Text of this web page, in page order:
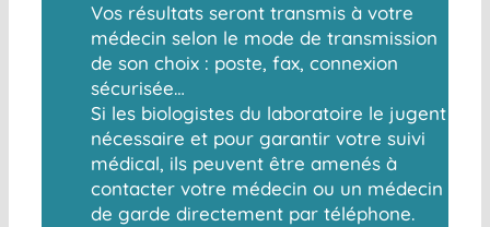
Vos résultats seront transmis à votre
médecin selon le mode de transmission
de son choix : poste, fax, connexion
sécurisée…
Si les biologistes du laboratoire le jugent
nécessaire et pour garantir votre suivi
médical, ils peuvent être amenés à
contacter votre médecin ou un médecin
de garde directement par téléphone.